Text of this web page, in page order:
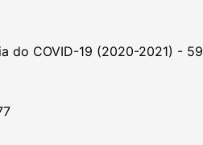
do COVID-19 (2020-2021) - 59